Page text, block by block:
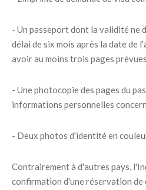
- Un passeport dont la validité ne
délai de six mois après la date de
avoir au moins trois pages
- Une photocopie des pages du
informations personnelles
- Deux photos d'identité en
Contrairement à d'autres pays,
confirmation d'une réservation de